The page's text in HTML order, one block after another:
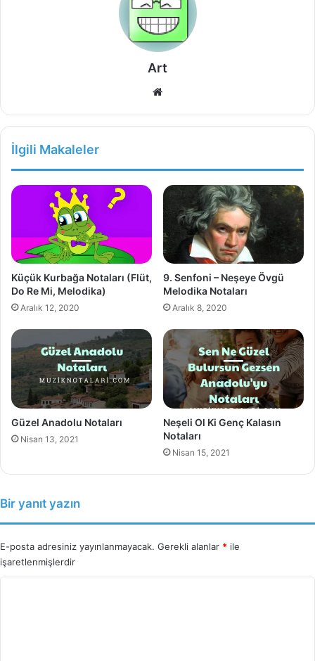
Art
İlgili Makaleler
Küçük Kurbağa Notaları (Flüt,
Do Re Mi, Melodika)
Aralık 12, 2020
9. Senfoni – Neşeye Övgü
Melodika Notaları
Aralık 8, 2020
Güzel Anadolu Notaları
Nisan 13, 2021
Neşeli Ol Ki Genç Kalasın
Notaları
Nisan 15, 2021
Bir yanıt yazın
E-posta adresiniz yayınlanmayacak. Gerekli alanlar * ile
işaretlenmişlerdir